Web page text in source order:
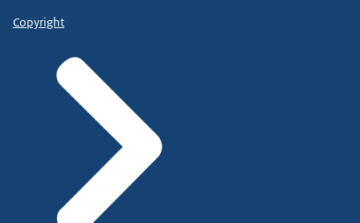
Copyright